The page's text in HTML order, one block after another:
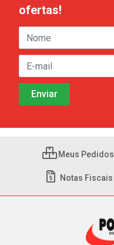
ofertas!
Meus Pedidos
Notas Fiscais